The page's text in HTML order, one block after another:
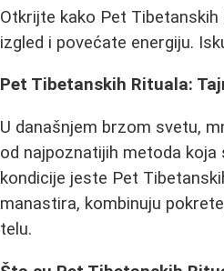
Otkrijte kako Pet
izgled i povećate energiju.
Pet Tibetanskih Rituala:
U današnjem brzom svetu,
od najpoznatijih metoda
kondicije jeste Pet
manastira, kombinuju
telu.